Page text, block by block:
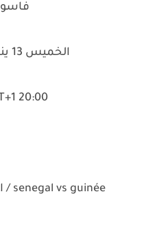
فاسو
الخميس 13 يناير 2022
20:00 GMT+1
senegal vs guinée / السنغال - غينيا